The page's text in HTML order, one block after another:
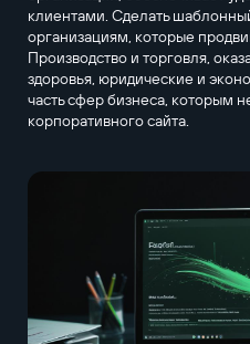
клиентами. Сделать
организациям, которые
Производство и торговля,
здоровья, юридические и
часть сфер бизнеса, которым
корпоративного сайта.